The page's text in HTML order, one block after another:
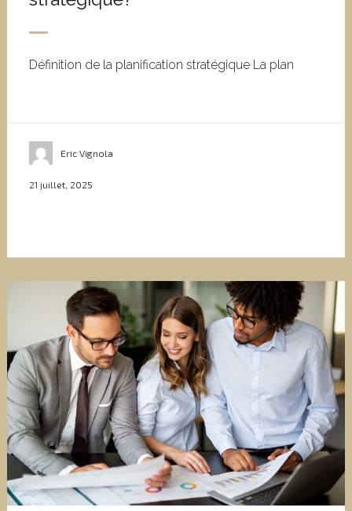
Définition de la planification stratégique La plan
Eric Vignola
21 juillet, 2025